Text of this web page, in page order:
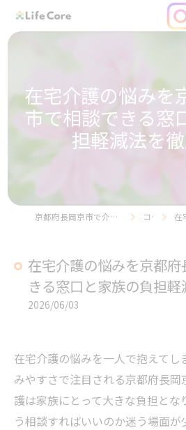
在宅介護の悩みを
市で相談できる窓
担軽減法を
京都府長岡京市で介護の求人ならリヴライフコア株式会社 コラム 在宅介
在宅介護の悩みを京都
きる窓口と家族の負担
2026/06/03
在宅介護の悩みを一人で抱えてし
みやすさで注目される京都府長
護は家族にとって大きな負担とな
う相談すればいいのか迷う場面